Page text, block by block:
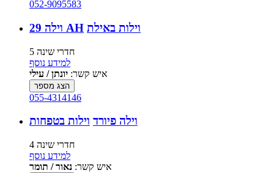
052-9095583
וילה 29 AH וילות באילת
5 חדרי שינה
למידע נוסף
איש קשר: יונתן / עילי
הצג מספר
055-4314146
וילה פיורד וילות בטפחות
4 חדרי שינה
למידע נוסף
איש קשר: נאור / תומר